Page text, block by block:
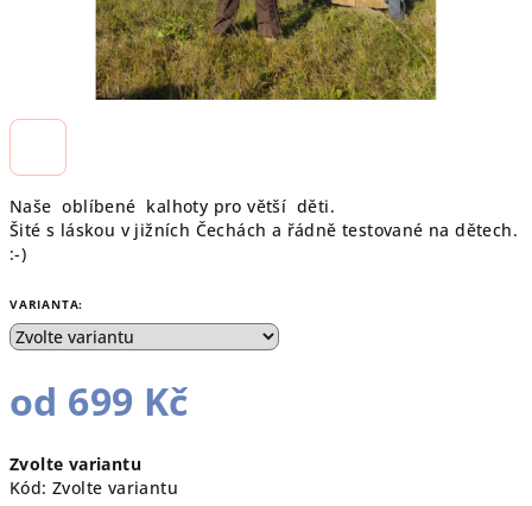
Naše oblíbené kalhoty pro větší děti.
Šité s láskou v jižních Čechách a řádně testované na dětech.
:-)
VARIANTA:
od 699 Kč
cena:
Zvolte variantu
Kód: Zvolte variantu